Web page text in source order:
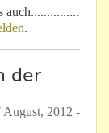
auch...............
.
der
August, 2012 -